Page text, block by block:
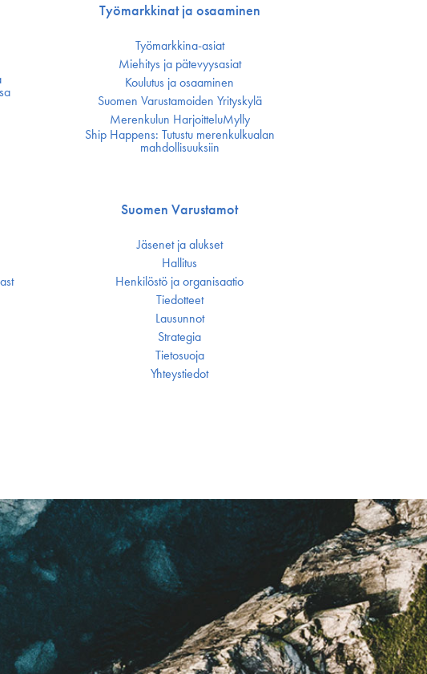
Työmarkkinat ja osaaminen
Työmarkkina-asiat
Miehitys ja pätevyys­asiat
Koulutus ja osaaminen
Suomen Varustamoiden Yrityskylä
Merenkulun HarjoitteluMylly
Ship Happens: Tutustu merenkulkualan
mahdollisuuksiin
Suomen Varustamot
Jäsenet ja alukset
Hallitus
Henkilöstö ja organisaatio
Tiedotteet
Lausunnot
Strategia
Tietosuoja
Yhteystiedot